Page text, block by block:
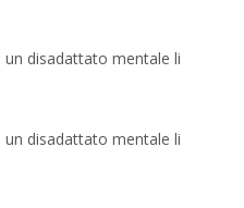
disadattato mentale li
disadattato mentale li